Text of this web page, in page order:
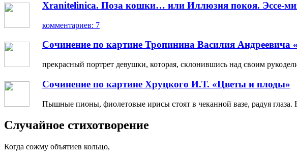
Xranitelinica. Поза кошки… или Иллюзия покоя. Эссе-
комментариев: 7
Сочинение по картине Тропинина Василия Андреевича
прекрасный портрет девушки, которая, склонившись над своим
Сочинение по картине Хруцкого И.Т. «Цветы и плоды»
Пышные пионы, фиолетовые ирисы стоят в чеканной вазе, радуя глаза.
Случайное стихотворение
Когда сожму объятиев кольцо,